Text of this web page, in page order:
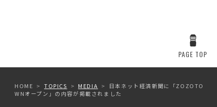
PAGE TOP
HOME TOPICS MEDIA
日本ネット経済新聞に「ZOZOTO
WNオープン」の内容が掲載されました